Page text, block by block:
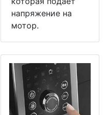
напряжение на
мотор.